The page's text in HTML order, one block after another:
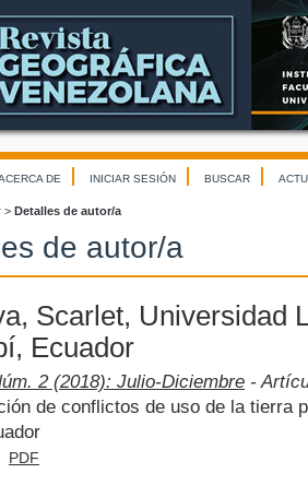
DE INICIAR SESIÓN BUSCAR
> Detalles de autor/a
de autor/a
Scarlet, Universidad
Ecuador
2 (2018): Julio-Diciembre -
de conflictos de uso de la tierra
PDF